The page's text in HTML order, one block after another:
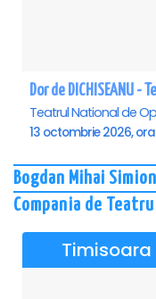
Bogdan Mihai
Compania de
Timisoara